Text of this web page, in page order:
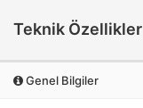
Teknik Özellikler
Genel Bilgiler